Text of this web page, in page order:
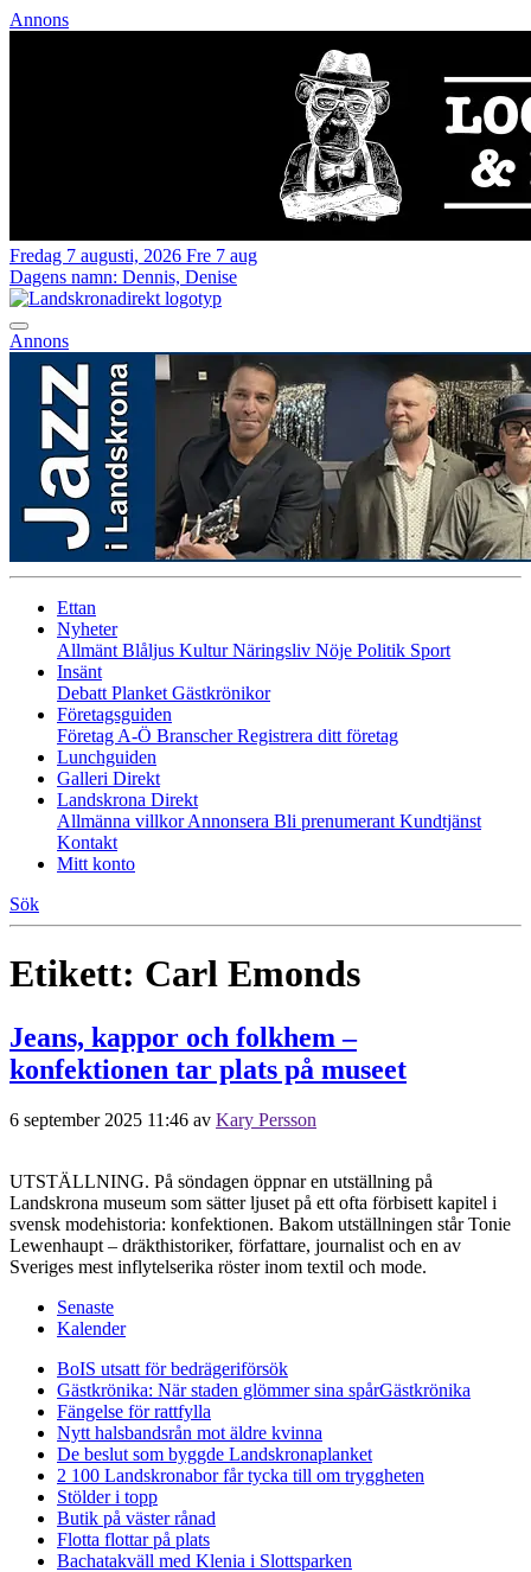
Annons
Fredag 7 augusti, 2026 Fre 7 aug
Dagens namn: Dennis, Denise
Annons
Ettan
Nyheter
Allmänt Blåljus KulturNäringsliv Nöje Politik Sport
Insänt
Debatt Planket Gästkrönikor
Företagsguiden
Företag A-Ö BranscherRegistrera ditt företag
Lunchguiden
Galleri Direkt
Landskrona Direkt
Allmänna villkorAnnonsera Bli prenumerant Kundtjänst
Kontakt
Mitt konto
Sök
Etikett: Carl Emonds
Jeans, kappor och folkhem –
konfektionen tar plats på museet
6 september 2025 11:46 av Kary Persson
UTSTÄLLNING. På söndagen öppnar en utställning på
Landskrona museum som sätter ljuset på ett ofta förbisett kapitel i
svensk modehistoria: konfektionen. Bakom utställningen står Tonie
Lewenhaupt – dräkthistoriker, författare, journalist och en av
Sveriges mest inflytelserika röster inom textil och mode.
Senaste
Kalender
BoIS utsatt för bedrägeriförsök
Gästkrönika: När staden glömmer sina spårGästkrönika
Fängelse för rattfylla
Nytt halsbandsrån mot äldre kvinna
De beslut som byggde Landskronaplanket
2 100 Landskronabor får tycka till om tryggheten
Stölder i topp
Butik på väster rånad
Flotta flottar på plats
Bachatakväll med Klenia i Slottsparken